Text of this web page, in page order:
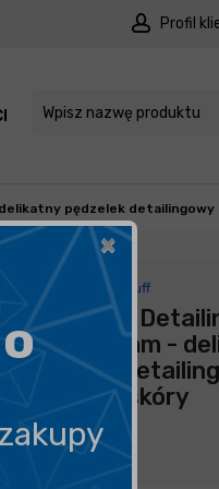
Profil
PROMOCJE
pędzelek
Producent: Work Stuff
Work Stuff
Albino 30mm -
pędzelek
wnętrza i skóry
39,90
×